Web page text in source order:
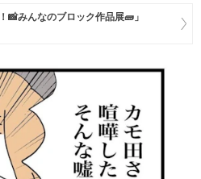
📸みんなのブロック作品展🧱」